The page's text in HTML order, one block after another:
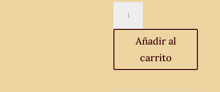
mesitas
antiguas
Añadir al
carrito